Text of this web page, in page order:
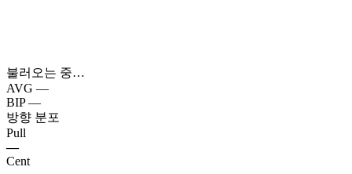
불러오는 중…
AVG —
BIP —
방향 분포
Pull
—
Cent